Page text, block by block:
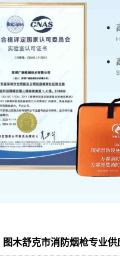
图木舒克市消防烟枪专业供